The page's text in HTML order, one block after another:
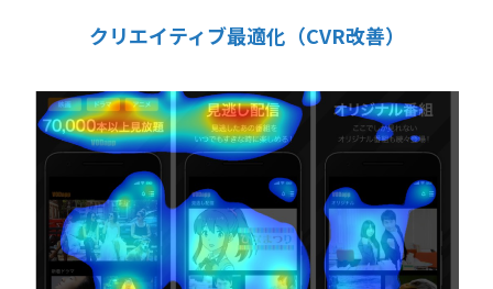
クリエイティブ最適化（CVR改善）